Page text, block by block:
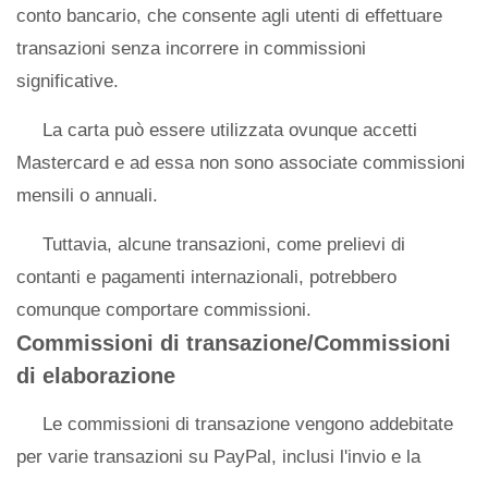
conto bancario, che consente agli utenti di effettuare
transazioni senza incorrere in commissioni
significative.
La carta può essere utilizzata ovunque accetti
Mastercard e ad essa non sono associate commissioni
mensili o annuali.
Tuttavia, alcune transazioni, come prelievi di
contanti e pagamenti internazionali, potrebbero
comunque comportare commissioni.
Commissioni di transazione/Commissioni
di elaborazione
Le commissioni di transazione vengono addebitate
per varie transazioni su PayPal, inclusi l'invio e la